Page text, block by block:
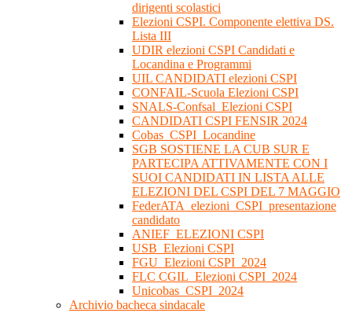
dirigenti scolastici
Elezioni CSPI. Componente elettiva DS.
Lista III
UDIR elezioni CSPI Candidati e
Locandina e Programmi
UIL CANDIDATI elezioni CSPI
CONFAIL-Scuola Elezioni CSPI
SNALS-Confsal_Elezioni CSPI
CANDIDATI CSPI FENSIR 2024
Cobas_CSPI_Locandine
SGB SOSTIENE LA CUB SUR E
PARTECIPA ATTIVAMENTE CON I
SUOI CANDIDATI IN LISTA ALLE
ELEZIONI DEL CSPI DEL 7 MAGGIO
FederATA_elezioni_CSPI_presentazione
candidato
ANIEF_ELEZIONI CSPI
USB_Elezioni CSPI
FGU_Elezioni CSPI_2024
FLC CGIL_Elezioni CSPI_2024
Unicobas_CSPI_2024
Archivio bacheca sindacale